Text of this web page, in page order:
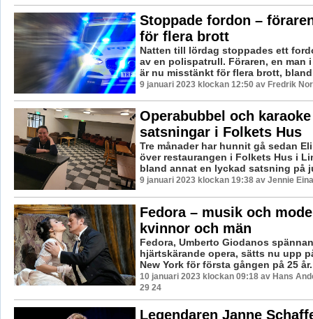
Stoppade fordon –
för flera brott
Natten till lördag stoppades ett
av en polispatrull. Föraren, en man
är nu misstänkt för flera brott, bland
9 januari 2023 klockan 12:50 av Fredrik
Operabubbel och
satsningar i Folkets Hus
Tre månader har hunnit gå sedan
över restaurangen i Folkets Hus i
bland annat en lyckad satsning på
9 januari 2023 klockan 19:38 av Jennie
Fedora – musik och
kvinnor och män
Fedora, Umberto Giodanos
hjärtskärande opera, sätts nu upp
New York för första gången på 25
10 januari 2023 klockan 09:18 av Hans
29 24
Legendaren Janne